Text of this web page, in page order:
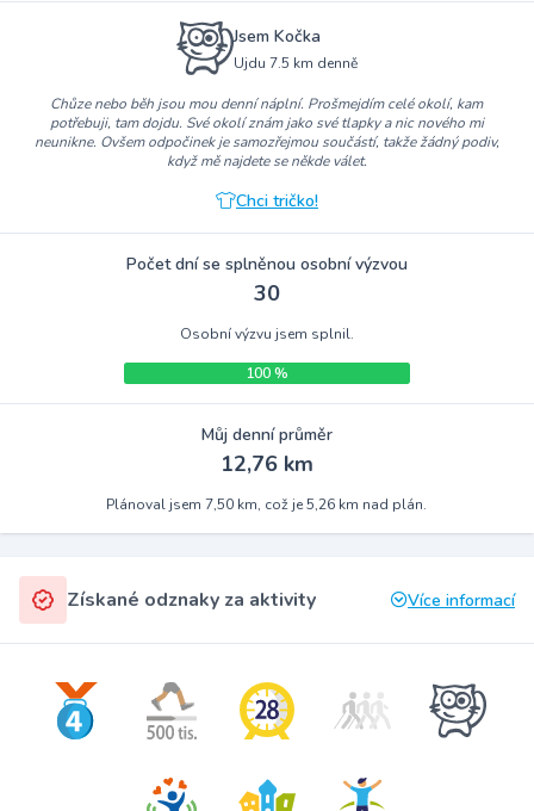
Jsem Kočka
Ujdu 7.5 km denně
Chůze nebo běh jsou mou denní náplní. Prošmejdím celé okolí, kam
potřebuji, tam dojdu. Své okolí znám jako své tlapky a nic nového mi
neunikne. Ovšem odpočinek je samozřejmou součástí, takže žádný podiv,
když mě najdete se někde válet.
Chci tričko!
Počet dní se splněnou osobní výzvou
30
Osobní výzvu jsem splnil.
100 %
Můj denní průměr
12,76 km
Plánoval jsem 7,50 km, což je 5,26 km nad plán.
Získané odznaky za aktivity Více informací